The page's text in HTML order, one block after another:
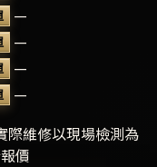
—
—
—
—
際維修以現場檢測為
價